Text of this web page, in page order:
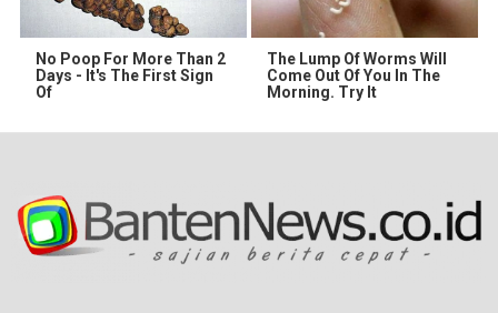
No Poop For More Than 2
Days - It's The First Sign
Of
The Lump Of Worms Will
Come Out Of You In The
Morning. Try It